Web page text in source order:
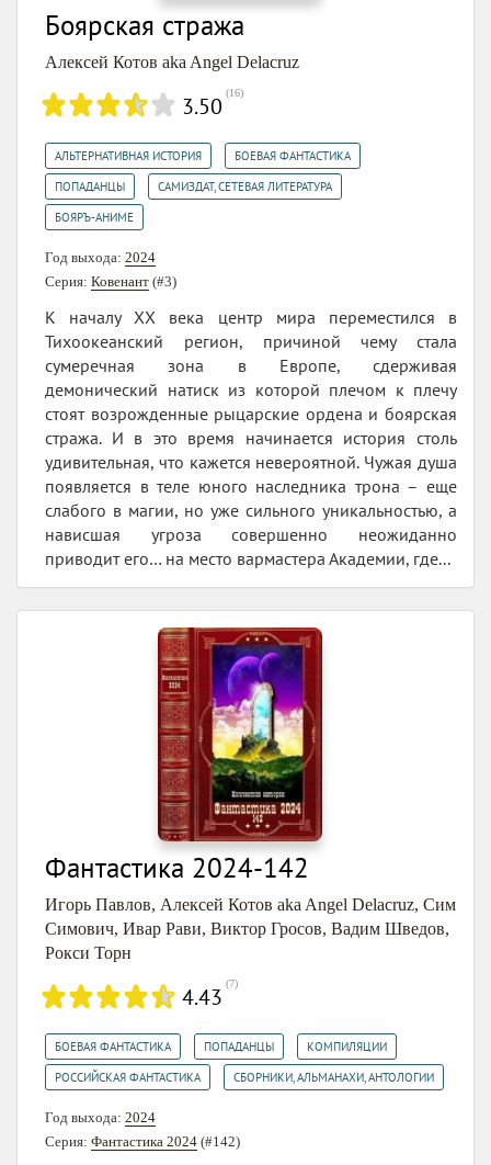
Боярская стража
Алексей Котов aka Angel Delacruz
3.50 (16)
АЛЬТЕРНАТИВНАЯ ИСТОРИЯ БОЕВАЯ ФАНТАСТИКА
ПОПАДАНЦЫ САМИЗДАТ, СЕТЕВАЯ ЛИТЕРАТУРА
БОЯРЪ-АНИМЕ
Год выхода: 2024
Серия: Ковенант (#3)
К началу XX века центр мира переместился в
Тихоокеанский регион, причиной чему стала
сумеречная зона в Европе, сдерживая
демонический натиск из которой плечом к плечу
стоят возрожденные рыцарские ордена и боярская
стража. И в это время начинается история столь
удивительная, что кажется невероятной. Чужая душа
появляется в теле юного наследника трона – еще
слабого в магии, но уже сильного уникальностью, а
нависшая угроза совершенно неожиданно
приводит его… на место вармастера Академии, где...
Фантастика 2024-142
Игорь Павлов, Алексей Котов aka Angel Delacruz, Сим
Симович, Ивар Рави, Виктор Гросов, Вадим Шведов,
Рокси Торн
4.43 (7)
БОЕВАЯ ФАНТАСТИКА ПОПАДАНЦЫ КОМПИЛЯЦИИ
РОССИЙСКАЯ ФАНТАСТИКА СБОРНИКИ, АЛЬМАНАХИ, АНТОЛОГИИ
Год выхода: 2024
Серия: Фантастика 2024 (#142)